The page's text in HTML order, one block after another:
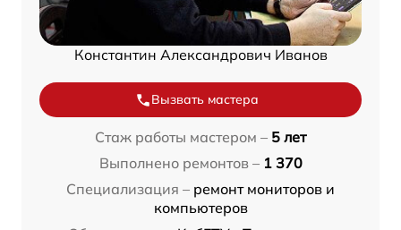
Константин Александрович Иванов
Вызвать мастера
Стаж работы мастером – 5 лет
Выполнено ремонтов – 1 370
Специализация – ремонт мониторов и
компьютеров